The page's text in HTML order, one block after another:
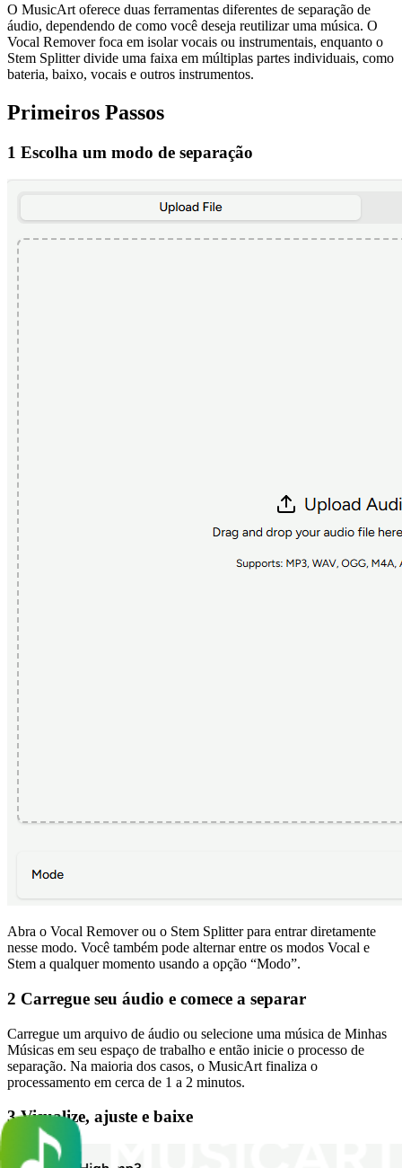
O MusicArt oferece duas ferramentas diferentes de separação de
áudio, dependendo de como você deseja reutilizar uma música. O
Vocal Remover foca em isolar vocais ou instrumentais, enquanto o
Stem Splitter divide uma faixa em múltiplas partes individuais, como
bateria, baixo, vocais e outros instrumentos.
Primeiros Passos
1 Escolha um modo de separação
Abra o Vocal Remover ou o Stem Splitter para entrar diretamente
nesse modo. Você também pode alternar entre os modos Vocal e
Stem a qualquer momento usando a opção “Modo”.
2 Carregue seu áudio e comece a separar
Carregue um arquivo de áudio ou selecione uma música de Minhas
Músicas em seu espaço de trabalho e então inicie o processo de
separação. Na maioria dos casos, o MusicArt finaliza o
processamento em cerca de 1 a 2 minutos.
3 Visualize, ajuste e baixe